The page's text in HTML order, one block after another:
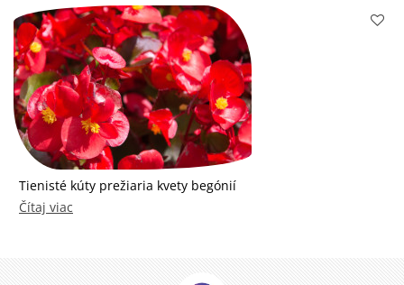
Tienisté kúty prežiaria kvety begónií
Čítaj viac